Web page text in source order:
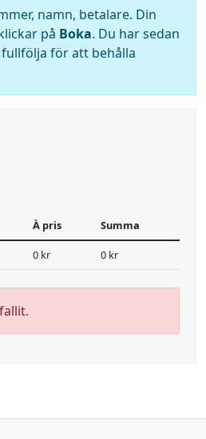
namn, betalare. Din
på Boka. Du har sedan
för att behålla
À pris Summa
0 kr 0 kr